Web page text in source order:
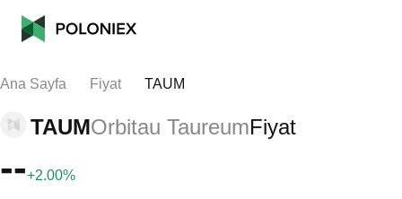
Ana Sayfa Fiyat TAUM
TAUMOrbitau TaureumFiyat
--+2.00%